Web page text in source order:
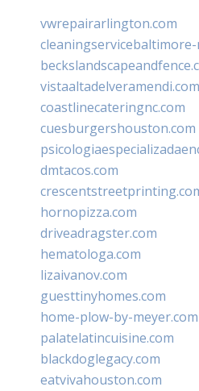
vwrepairarlington.com
cleaningservicebaltimore-
vistaaltadelveramendi.com
coastlinecateringnc.com
cuesburgershouston.com
dmtacos.com
hornopizza.com
driveadragster.com
hematologa.com
lizaivanov.com
guesttinyhomes.com
home-plow-by-meyer.com
palatelatincuisine.com
blackdoglegacy.com
eatvivahouston.com